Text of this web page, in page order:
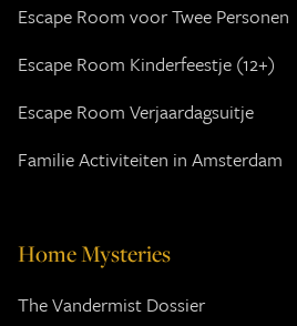
Escape Room voor Twee Personen
Escape Room Kinderfeestje (12+)
Escape Room Verjaardagsuitje
Familie Activiteiten in Amsterdam
Home Mysteries
The Vandermist Dossier